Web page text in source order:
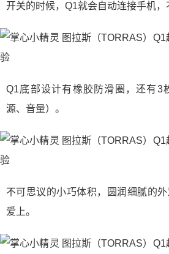
开关的时候，Q1就会自动连接手机，
Q1底部设计有橡胶防滑圈，还有3
源、音量）。
不可思议的小巧体积，圆润细腻的
爱上。